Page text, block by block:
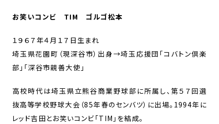
お笑いコンビ TIM ゴルゴ松本
１９６７年４月１７日生まれ
埼玉県花園町（現深谷市）出身→埼玉応援団「コバトン倶楽
部」「深谷市親善大使」
高校時代は埼玉県立熊谷商業野球部に所属し、第５７回選
抜高等学校野球大会（85年春のセンバツ）に出場。1994年に
レッド吉田とお笑いコンビ「TIM」を結成。